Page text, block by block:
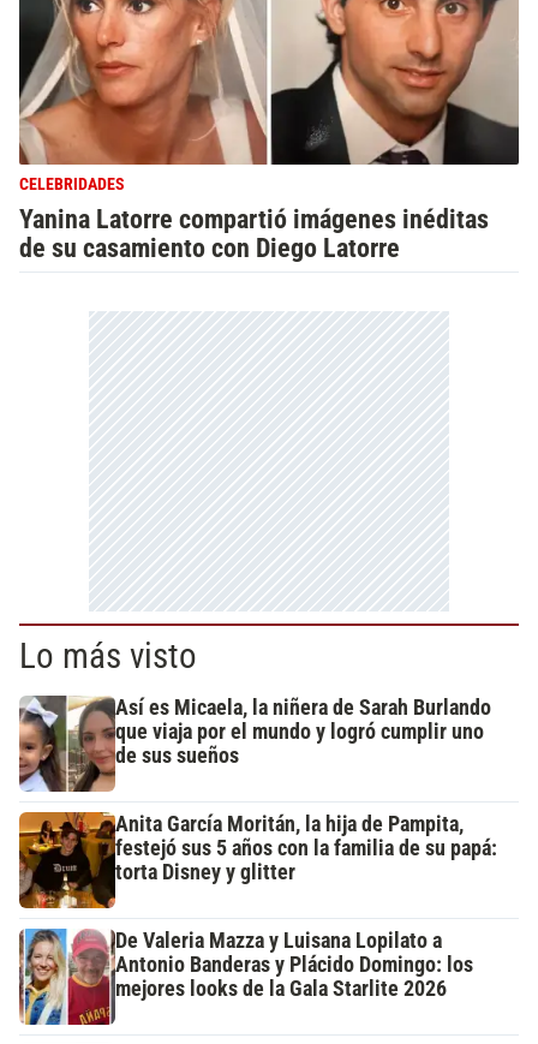
CELEBRIDADES
Yanina Latorre compartió imágenes inéditas
de su casamiento con Diego Latorre
Lo más visto
Así es Micaela, la niñera de Sarah Burlando
que viaja por el mundo y logró cumplir uno
de sus sueños
Anita García Moritán, la hija de Pampita,
festejó sus 5 años con la familia de su papá:
torta Disney y glitter
De Valeria Mazza y Luisana Lopilato a
Antonio Banderas y Plácido Domingo: los
mejores looks de la Gala Starlite 2026